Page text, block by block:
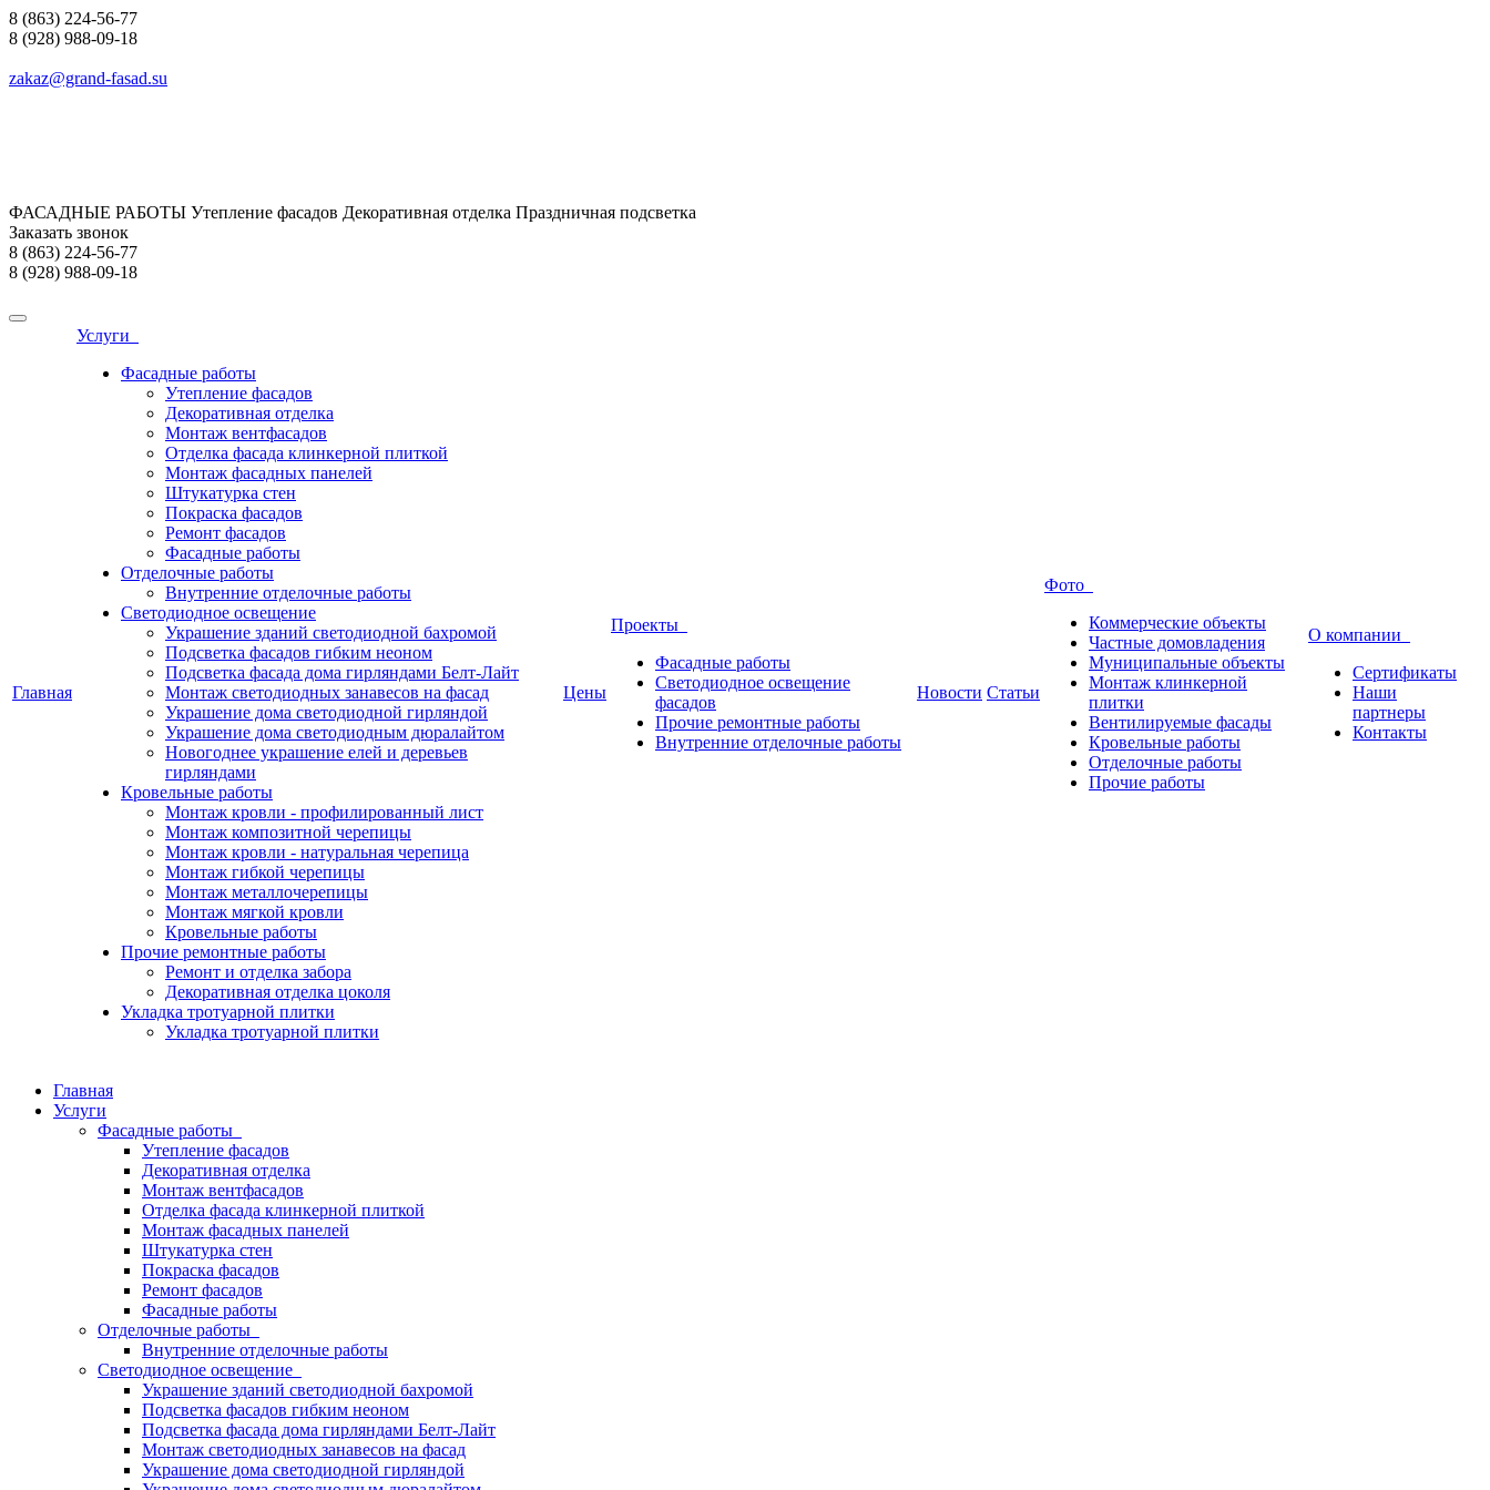
8 (863) 224-56-77
8 (928) 988-09-18
zakaz@grand-fasad.su
ФАСАДНЫЕ РАБОТЫ Утепление фасадов Декоративная отделка Праздничная подсветка
Заказать звонок
8 (863) 224-56-77
8 (928) 988-09-18
Главная
Услуги
Фасадные работы
Утепление фасадов
Декоративная отделка
Монтаж вентфасадов
Отделка фасада клинкерной плиткой
Монтаж фасадных панелей
Штукатурка стен
Покраска фасадов
Ремонт фасадов
Фасадные работы
Отделочные работы
Внутренние отделочные работы
Светодиодное освещение
Украшение зданий светодиодной бахромой
Подсветка фасадов гибким неоном
Подсветка фасада дома гирляндами Белт-Лайт
Монтаж светодиодных занавесов на фасад
Украшение дома светодиодной гирляндой
Украшение дома светодиодным дюралайтом
Новогоднее украшение елей и деревьев
гирляндами
Кровельные работы
Монтаж кровли - профилированный лист
Монтаж композитной черепицы
Монтаж кровли - натуральная черепица
Монтаж гибкой черепицы
Монтаж металлочерепицы
Монтаж мягкой кровли
Кровельные работы
Прочие ремонтные работы
Ремонт и отделка забора
Декоративная отделка цоколя
Укладка тротуарной плитки
Укладка тротуарной плитки
Цены
Проекты
Фасадные работы
Светодиодное освещение
фасадов
Прочие ремонтные работы
Внутренние отделочные работы
Новости Статьи
Фото
Коммерческие объекты
Частные домовладения
Муниципальные объекты
Монтаж клинкерной
плитки
Вентилируемые фасады
Кровельные работы
Отделочные работы
Прочие работы
О компании
Сертификаты
Наши
партнеры
Контакты
Главная
Услуги
Фасадные работы
Утепление фасадов
Декоративная отделка
Монтаж вентфасадов
Отделка фасада клинкерной плиткой
Монтаж фасадных панелей
Штукатурка стен
Покраска фасадов
Ремонт фасадов
Фасадные работы
Отделочные работы
Внутренние отделочные работы
Светодиодное освещение
Украшение зданий светодиодной бахромой
Подсветка фасадов гибким неоном
Подсветка фасада дома гирляндами Белт-Лайт
Монтаж светодиодных занавесов на фасад
Украшение дома светодиодной гирляндой